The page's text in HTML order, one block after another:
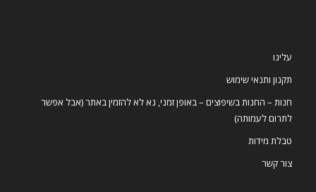
עלינו
תקנון ותנאי שימוש
חנות – החנות בשיפוצים – באופן זמני, נא לא להזמין באתר (אבל אפשר
לתרום לעמותה)
טבלת מידות
צור קשר